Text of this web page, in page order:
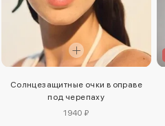
Солнцезащитные очки в оправе
под черепаху
1940 ₽